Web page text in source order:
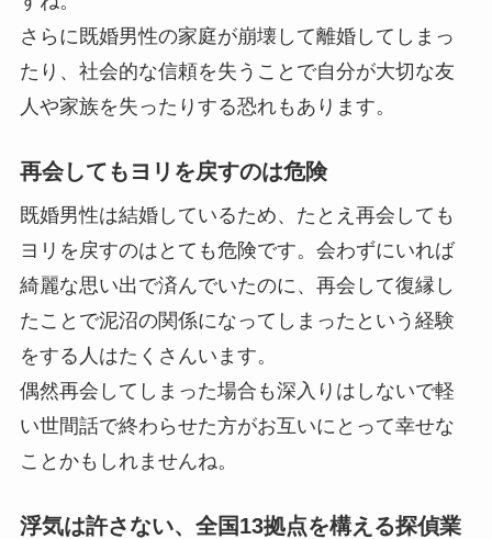
さらに既婚男性の家庭が崩壊して離婚してしまっ
たり、社会的な信頼を失うことで自分が大切な友
人や家族を失ったりする恐れもあります。
再会してもヨリを戻すのは危険
既婚男性は結婚しているため、たとえ再会しても
ヨリを戻すのはとても危険です。会わずにいれば
綺麗な思い出で済んでいたのに、再会して復縁し
たことで泥沼の関係になってしまったという経験
をする人はたくさんいます。
偶然再会してしまった場合も深入りはしないで軽
い世間話で終わらせた方がお互いにとって幸せな
ことかもしれませんね。
浮気は許さない、全国13拠点を構える探偵業